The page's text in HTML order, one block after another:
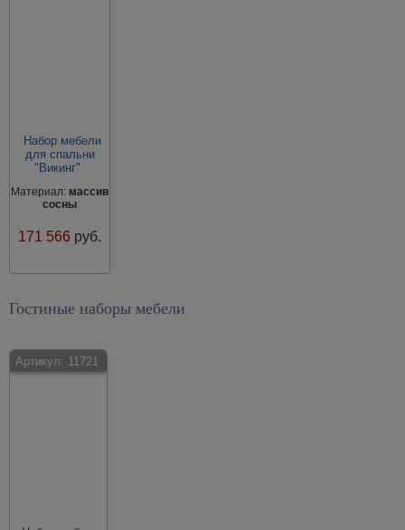
Набор мебели
для спальни
"Викинг"
Материал: массив
сосны
171 566 руб.
Гостиные наборы мебели
Артикул: 11721